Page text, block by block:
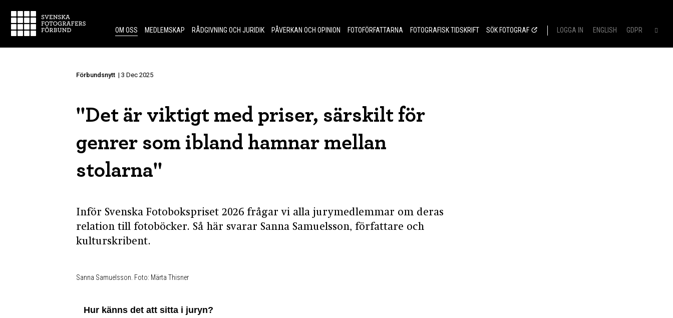
Skip to content.
OM OSS
MEDLEMSKAP RÅDGIVNING OCH JURIDIK PÅVERKAN OCH OPINION FOTOFÖRFATTARNA FOTOGRAFISK TIDSKRIFT SÖK FOTOGRAF LOGGA IN ENGLISH GDPR
Förbundsnytt | 3 Dec 2025
"Det är viktigt med priser, särskilt för
genrer som ibland hamnar mellan
stolarna"
Inför Svenska Fotobokspriset 2026 frågar vi alla jurymedlemmar om deras
relation till fotoböcker. Så här svarar Sanna Samuelsson, författare och
kulturskribent.
Sanna Samuelsson. Foto: Märta Thisner
Hur känns det att sitta i juryn?